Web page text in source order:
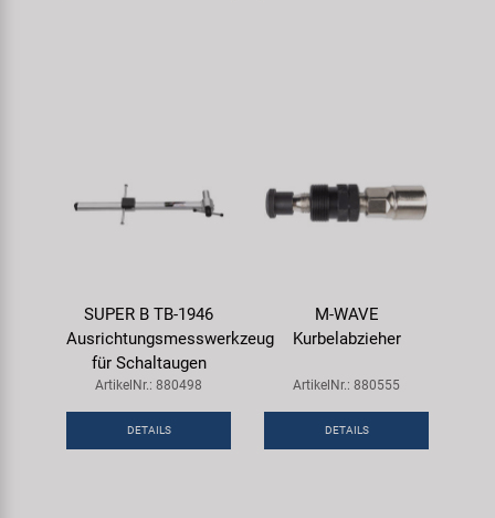
SUPER B TB-1946
Ausrichtungsmesswerkzeug
für Schaltaugen
ArtikelNr.: 880498
DETAILS
M-WAVE
Kurbelabzieher
ArtikelNr.: 880555
DETAILS